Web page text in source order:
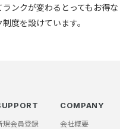
ンクが変わるとってもお得な
度を設けています。
規会員登録
COMPANY
会社概要